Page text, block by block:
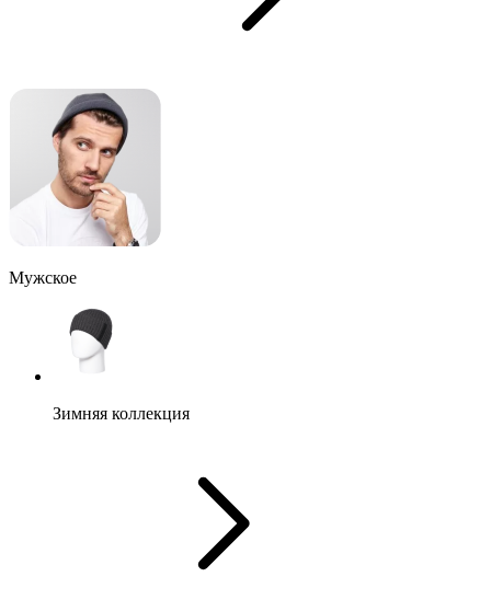
Мужское
Зимняя коллекция